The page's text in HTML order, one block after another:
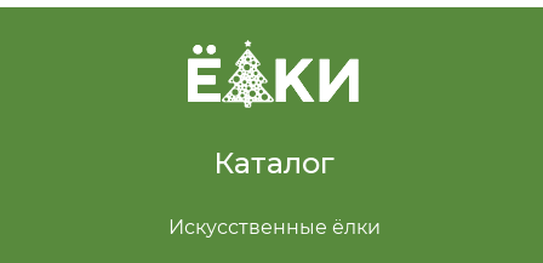
Каталог
Искусственные ёлки